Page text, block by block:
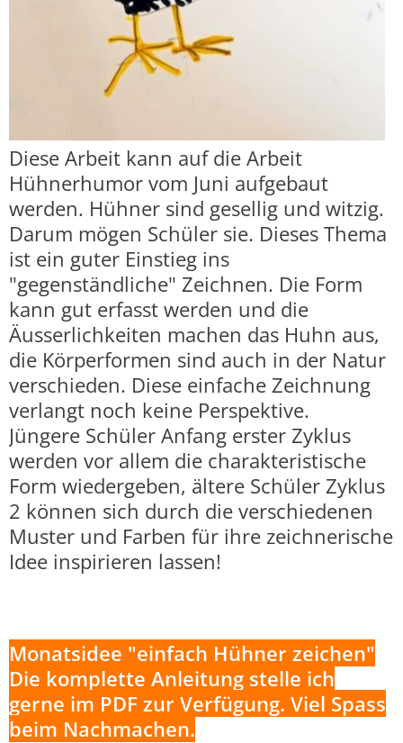
Diese Arbeit kann auf die Arbeit
Hühnerhumor vom Juni aufgebaut
werden. Hühner sind gesellig und witzig.
Darum mögen Schüler sie. Dieses Thema
ist ein guter Einstieg ins
"gegenständliche" Zeichnen. Die Form
kann gut erfasst werden und die
Äusserlichkeiten machen das Huhn aus,
die Körperformen sind auch in der Natur
verschieden. Diese einfache Zeichnung
verlangt noch keine Perspektive.
Jüngere Schüler Anfang erster Zyklus
werden vor allem die charakteristische
Form wiedergeben, ältere Schüler Zyklus
2 können sich durch die verschiedenen
Muster und Farben für ihre zeichnerische
Idee inspirieren lassen!
Monatsidee "einfach Hühner zeichen"
Die komplette Anleitung stelle ich
gerne im PDF zur Verfügung. Viel Spass
beim Nachmachen.